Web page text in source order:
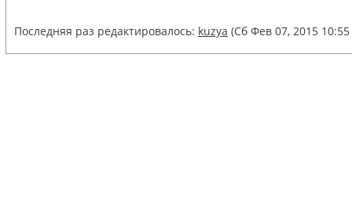
Последняя раз редактировалось: kuzya (Сб Фев 07, 2015